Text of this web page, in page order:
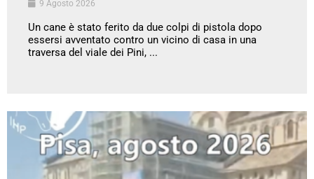
9 Agosto 2026
Un cane è stato ferito da due colpi di pistola dopo
essersi avventato contro un vicino di casa in una
traversa del viale dei Pini, ...